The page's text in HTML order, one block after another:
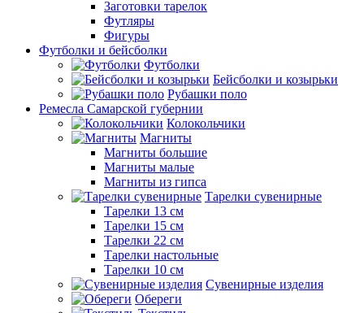
Заготовки тарелок
Футляры
Фигуры
Футболки и бейсболки
Футболки
Бейсболки и козырьки
Рубашки поло
Ремесла Самарской губернии
Колокольчики
Магниты
Магниты большие
Магниты малые
Магниты из гипса
Тарелки сувенирные
Тарелки 13 см
Тарелки 15 см
Тарелки 22 см
Тарелки настольные
Тарелки 10 см
Сувенирные изделия
Обереги